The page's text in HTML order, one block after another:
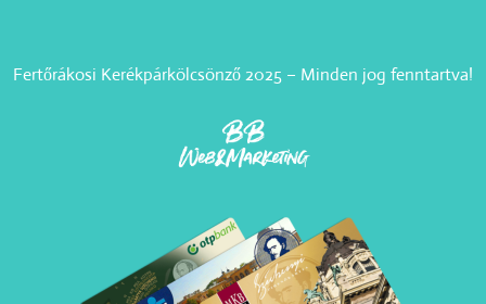
Fertőrákosi Kerékpárkölcsönző 2025 – Minden jog fenntartva!